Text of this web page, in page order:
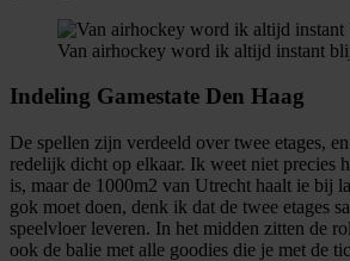
Van airhockey word ik altijd instant
Indeling Gamestate Den Haag
De spellen zijn verdeeld over twee etages,
redelijk dicht op elkaar. Ik weet niet precies
is, maar de 1000m2 van Utrecht haalt ie bij
gok moet doen, denk ik dat de twee etages
speelvloer leveren. In het midden zitten de
ook de balie met alle goodies die je met de